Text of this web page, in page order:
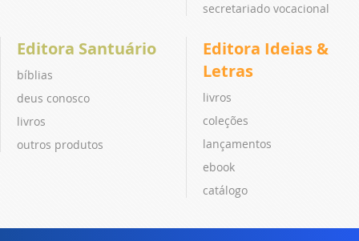
secretariado vocacional
Editora Santuário
bíblias
deus conosco
livros
outros produtos
Editora Ideias &
Letras
livros
coleções
lançamentos
ebook
catálogo